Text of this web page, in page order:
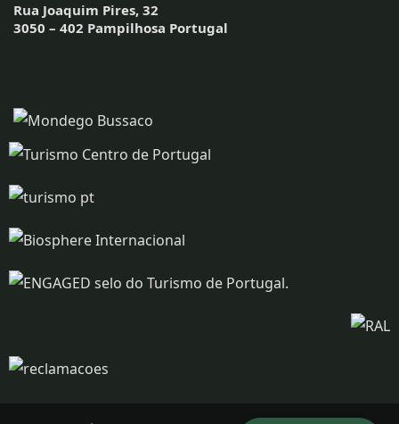
Rua Joaquim Pires, 32
3050 – 402 Pampilhosa Portugal